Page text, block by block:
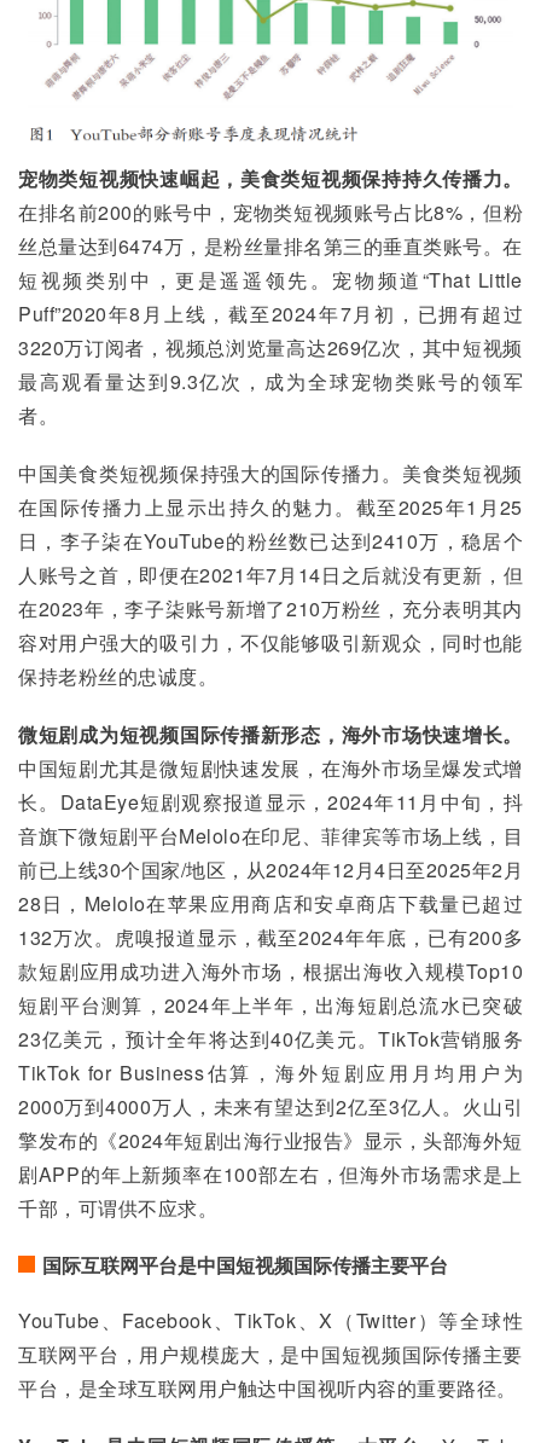
宠物类短视频快速崛起，美食类短视频保持持久传播力。
在排名前200的账号中，宠物类短视频账号占比8%，但粉
丝总量达到6474万，是粉丝量排名第三的垂直类账号。在
短视频类别中，更是遥遥领先。宠物频道“That Little
Puff”2020年8月上线，截至2024年7月初，已拥有超过
3220万订阅者，视频总浏览量高达269亿次，其中短视频
最高观看量达到9.3亿次，成为全球宠物类账号的领军
者。
中国美食类短视频保持强大的国际传播力。美食类短视频
在国际传播力上显示出持久的魅力。截至2025年1月25
日，李子柒在YouTube的粉丝数已达到2410万，稳居个
人账号之首，即便在2021年7月14日之后就没有更新，但
在2023年，李子柒账号新增了210万粉丝，充分表明其内
容对用户强大的吸引力，不仅能够吸引新观众，同时也能
保持老粉丝的忠诚度。
微短剧成为短视频国际传播新形态，海外市场快速增长。
中国短剧尤其是微短剧快速发展，在海外市场呈爆发式增
长。DataEye短剧观察报道显示，2024年11月中旬，抖
音旗下微短剧平台Melolo在印尼、菲律宾等市场上线，目
前已上线30个国家/地区，从2024年12月4日至2025年2月
28日，Melolo在苹果应用商店和安卓商店下载量已超过
132万次。虎嗅报道显示，截至2024年年底，已有200多
款短剧应用成功进入海外市场，根据出海收入规模Top10
短剧平台测算，2024年上半年，出海短剧总流水已突破
23亿美元，预计全年将达到40亿美元。TikTok营销服务
TikTok for Business估算，海外短剧应用月均用户为
2000万到4000万人，未来有望达到2亿至3亿人。火山引
擎发布的《2024年短剧出海行业报告》显示，头部海外短
剧APP的年上新频率在100部左右，但海外市场需求是上
千部，可谓供不应求。
国际互联网平台是中国短视频国际传播主要平台
YouTube、Facebook、TikTok、X（Twitter）等全球性
互联网平台，用户规模庞大，是中国短视频国际传播主要
平台，是全球互联网用户触达中国视听内容的重要路径。